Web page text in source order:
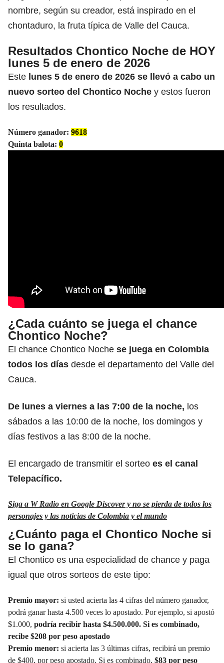
nombre, según su creador, está inspirado en el
chontaduro, la fruta típica de Valle del Cauca.
Resultados Chontico Noche de HOY
lunes 5 de enero de 2026
Este lunes 5 de enero de 2026 se llevó a cabo un
nuevo sorteo del Chontico Noche y estos fueron
los resultados.
Número ganador: 9618
Quinta balota: 0
¿Cada cuánto se juega el chance
Chontico Noche?
El chance Chontico Noche se juega en Colombia
todos los días desde el departamento del Valle del
Cauca.
De lunes a viernes a las 7:00 de la noche, los
sábados a las 10:00 de la noche, los domingos y
días festivos a las 8:00 de la noche.
El encargado de transmitir el sorteo es el canal
Telepacífico.
Siga a W Radio en Google Discover y no se pierda de todos los
personajes y las noticias de Colombia y el mundo
¿Cuánto paga el Chontico Noche si
se lo gana?
El Chontico es una especialidad de chance y paga
igual que otros sorteos de este tipo:
Premio mayor: si usted acierta las 4 cifras del número ganador,
podrá ganar hasta 4.500 veces lo apostado. Por ejemplo, si apostó
$1.000, podría recibir hasta $4.500.000. Si es combinado,
recibe $208 por peso apostado
Premio menor: si acierta las 3 últimas cifras, recibirá un premio
de $400, por peso apostado. Si es combinado, $83 por peso